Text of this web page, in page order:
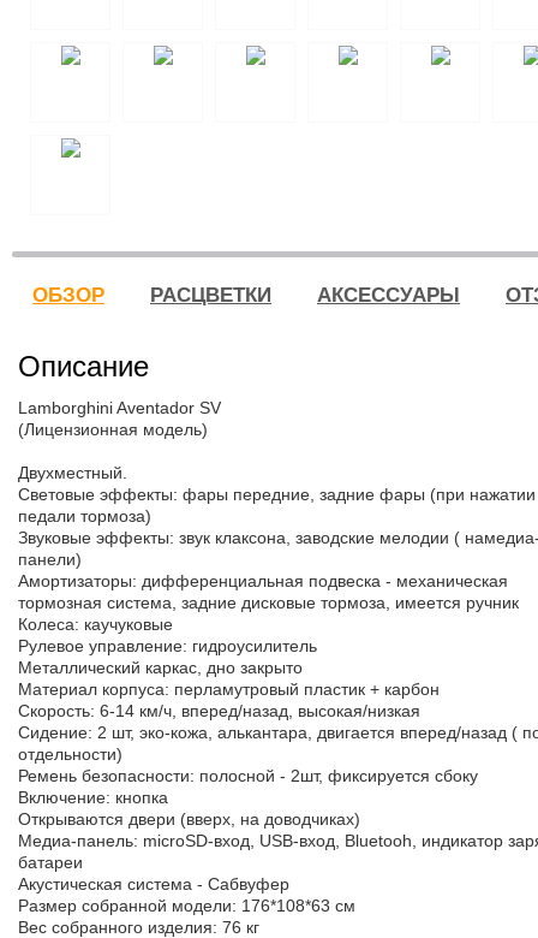
ОБЗОР РАСЦВЕТКИ АКСЕССУАРЫ
Описание
Lamborghini Aventador SV
(Лицензионная модель)
Двухместный.
Световые эффекты: фары передние, задние фары (при нажатии
педали тормоза)
Звуковые эффекты: звук клаксона, заводские мелодии (
панели)
Амортизаторы: дифференциальная подвеска - механическая
тормозная система, задние дисковые тормоза, имеется ручник
Колеса: каучуковые
Рулевое управление: гидроусилитель
Металлический каркас, дно закрыто
Материал корпуса: перламутровый пластик + карбон
Скорость: 6-14 км/ч, вперед/назад, высокая/низкая
Сидение: 2 шт, эко-кожа, алькантара, двигается вперед/назад (
отдельности)
Ремень безопасности: полосной - 2шт, фиксируется сбоку
Включение: кнопка
Открываются двери (вверх, на доводчиках)
Медиа-панель: microSD-вход, USB-вход, Bluetooh, индикатор
батареи
Акустическая система - Сабвуфер
Размер собранной модели: 176*108*63 см
Вес собранного изделия: 76 кг